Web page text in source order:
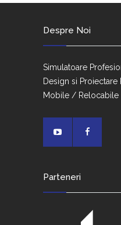
Despre Noi
Simulatoare
Design si
Mobile / Relocabile
Parteneri